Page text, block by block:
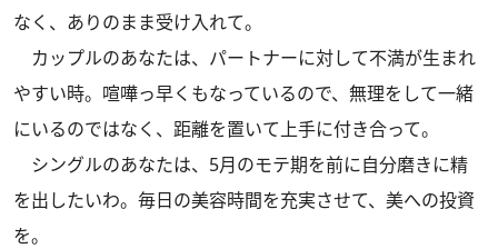
なく、ありのまま受け入れて。
カップルのあなたは、パートナーに対して不満が生まれ
やすい時。喧嘩っ早くもなっているので、無理をして一緒
にいるのではなく、距離を置いて上手に付き合って。
シングルのあなたは、5月のモテ期を前に自分磨きに精
を出したいわ。毎日の美容時間を充実させて、美への投資
を。